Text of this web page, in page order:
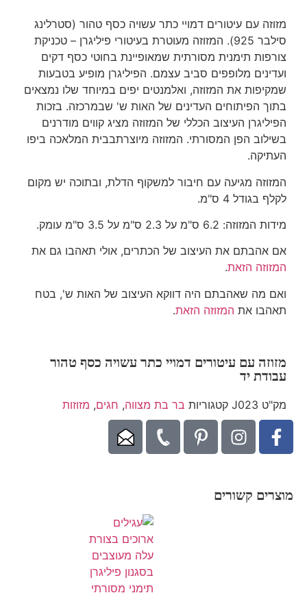
מזוזה עם עיטורים דמויי כתר עשויה כסף טהור (סטרלינג
סילבר 925). המזוזה מעוטרת בעיטורי פיליגרן – טכניקת
צורפות תימנית מסורתית שמאופיינת בחוטי כסף דקים
ועדינים מלופפים סביב עצמם. הפיליגרן מופיע בטבעות
שמקיפות את המזוזה, ואלמנטים יפים במיוחד שלו נמצאים
בתוך הפיתוחים העדינים של האות ש' שבמרכזה. בזכות
הפיליגרן העיצוב הכללי של המזוזה מציג קווים מודרנים
בשילוב הפן המסורתי. המזוזה מיוצרתבבית המלאכה ביפו
העתיקה.
המזוזה מגיעה עם חיבור למשקוף הדלת, ובתוכה יש מקום
לקלף בגודל 4 ס"מ.
מידות המזוזה: 6.2 ס"מ על 2.3 ס"מ על 3.5 ס"מ עומק.
אם אהבתם את העיצוב של הכתרים, אולי תאהבו גם את
המזוזה הזאת.
ואם מה שאהבתם היה דווקא העיצוב של האות ש', בטח
תאהבו את המזוזה הזאת.
מזוזה עם עיטורים דמויי כתר עשויה כסף טהור
עבודת יד
מק"ט J023 קטגוריות בר בת מצווה, חגים, מזוזות
מוצרים קשורים